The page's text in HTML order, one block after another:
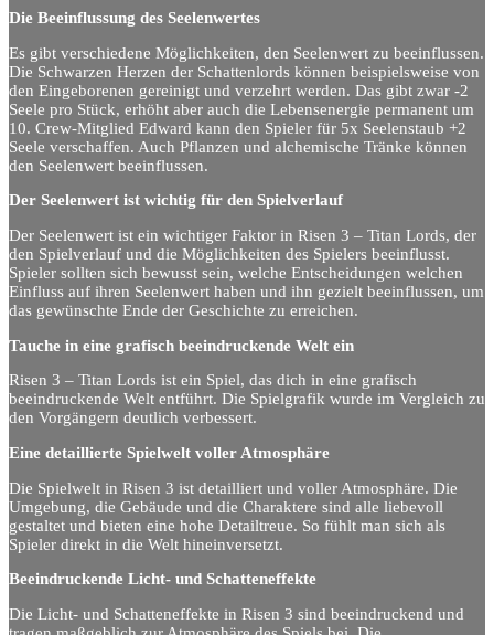
Die Beeinflussung des Seelenwertes
Es gibt verschiedene Möglichkeiten, den Seelenwert zu beeinflussen.
Die Schwarzen Herzen der Schattenlords können beispielsweise von
den Eingeborenen gereinigt und verzehrt werden. Das gibt zwar -2
Seele pro Stück, erhöht aber auch die Lebensenergie permanent um
10. Crew-Mitglied Edward kann den Spieler für 5x Seelenstaub +2
Seele verschaffen. Auch Pflanzen und alchemische Tränke können
den Seelenwert beeinflussen.
Der Seelenwert ist wichtig für den Spielverlauf
Der Seelenwert ist ein wichtiger Faktor in Risen 3 – Titan Lords, der
den Spielverlauf und die Möglichkeiten des Spielers beeinflusst.
Spieler sollten sich bewusst sein, welche Entscheidungen welchen
Einfluss auf ihren Seelenwert haben und ihn gezielt beeinflussen, um
das gewünschte Ende der Geschichte zu erreichen.
Tauche in eine grafisch beeindruckende Welt ein
Risen 3 – Titan Lords ist ein Spiel, das dich in eine grafisch
beeindruckende Welt entführt. Die Spielgrafik wurde im Vergleich zu
den Vorgängern deutlich verbessert.
Eine detaillierte Spielwelt voller Atmosphäre
Die Spielwelt in Risen 3 ist detailliert und voller Atmosphäre. Die
Umgebung, die Gebäude und die Charaktere sind alle liebevoll
gestaltet und bieten eine hohe Detailtreue. So fühlt man sich als
Spieler direkt in die Welt hineinversetzt.
Beeindruckende Licht- und Schatteneffekte
Die Licht- und Schatteneffekte in Risen 3 sind beeindruckend und